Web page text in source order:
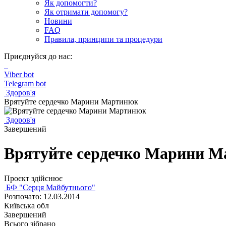
Як допомогти?
Як отримати допомогу?
Новини
FAQ
Правила, принципи та процедури
Приєднуйся до нас:
Viber bot
Telegram bot
Здоров'я
Врятуйте сердечко Марини Мартинюк
Здоров'я
Завершений
Врятуйте сердечко Марини
Проєкт здійснює
БФ "Серця Майбутнього"
Розпочато: 12.03.2014
Київська обл
Завершений
Всього зібрано